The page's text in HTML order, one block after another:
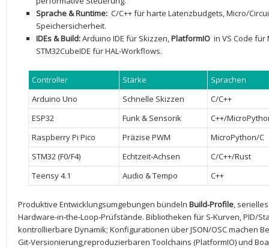
Sprache​ & Runtime: C/C++ für ​harte⁣ Latenzbudgets, Micro/
Speichersicherheit.
IDEs & Build:⁢Arduino ⁣IDE für Skizzen,PlatformIO in VS ​Code‌
STM32CubeIDE für HAL‑Workflows.
Controller Stärke
Sprachen
Arduino Uno
Schnelle Skizzen
C/C++
ESP32
Funk &⁣ Sensorik
C++/
Raspberry Pi Pico
Präzise ⁣PWM
MicroPython/C
STM32 (F0/F4)
Echtzeit‑Achsen
C/C++/Rust
Teensy 4.1
Audio & Tempo C++
Produktive Entwicklungsumgebungen⁤ bündeln Build‑Profile,
Hardware‑in‑the‑Loop‑Prüfstände. Bibliotheken für S‑Kurven, PID/
kontrollierbare Dynamik; Konfigurationen über JSON/OSC machen
Git‑Versionierung,reproduzierbaren Toolchains⁢ (PlatformIO) und